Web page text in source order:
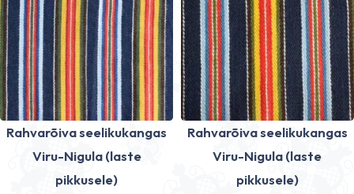
Rahvarõiva seelikukangas
Viru-Nigula (laste
pikkusele)
Rahvarõiva seelikukangas
Viru-Nigula (laste
pikkusele)